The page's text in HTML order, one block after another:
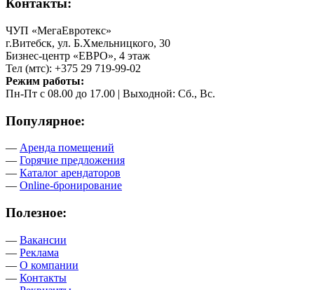
Контакты:
ЧУП «МегаЕвротекс»
г.Витебск, ул. Б.Хмельницкого, 30
Бизнес-центр «ЕВРО», 4 этаж
Тел (мтс): +375 29 719-99-02
Режим работы:
Пн-Пт с 08.00 до 17.00 | Выходной: Сб., Вс.
Популярное:
— Аренда помещений
— Горячие предложения
— Каталог арендаторов
— Online-бронирование
Полезное:
— Вакансии
— Реклама
— О компании
— Контакты